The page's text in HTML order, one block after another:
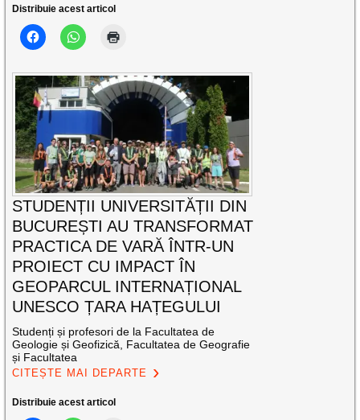
Distribuie acest articol
STUDENȚII UNIVERSITĂȚII DIN
BUCUREȘTI AU TRANSFORMAT
PRACTICA DE VARĂ ÎNTR-UN
PROIECT CU IMPACT ÎN
GEOPARCUL INTERNAȚIONAL
UNESCO ȚARA HAȚEGULUI
Studenți și profesori de la Facultatea de
Geologie și Geofizică, Facultatea de Geografie
și Facultatea
CITEȘTE MAI DEPARTE
Distribuie acest articol